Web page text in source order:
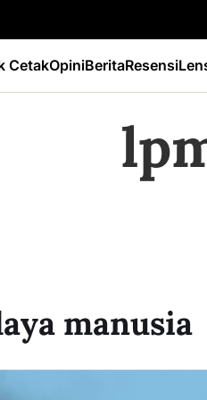
CetakOpiniBeritaResensi
manusia